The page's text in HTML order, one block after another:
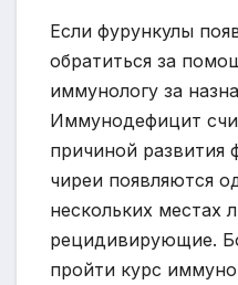
Если фурункулы
обратиться за
иммунологу за
Иммунодефицит
причиной развития
чиреи появляются
нескольких местах
рецидивирующие.
пройти курс